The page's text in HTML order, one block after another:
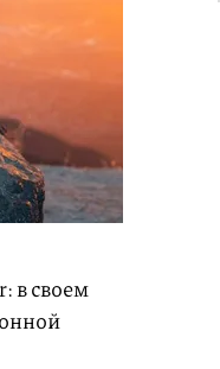
в своем